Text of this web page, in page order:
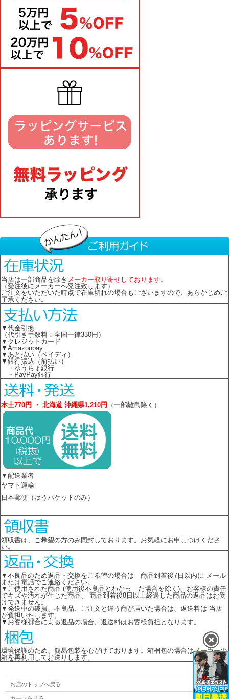
当店は一部商品を除き メーカー取り寄せしております。
（受注後にメーカーへ発注致します）
ご注文をいただいた時点で在庫切れの場合もございますので、あらかじめご
了承ください。
▼代金引換
（代引き手数料：全国一律330円）
▼クレジットカード
▼Amazonpay
▼あと払い（ペイディ）
▼銀行振込（前払い）
・ゆうちょ銀行
・PayPay銀行
本土770円 ・ 北海道 沖縄県1,210円 （一部離島除く）
▼配送業者
ヤマト運輸
日本郵便（ゆうパケットのみ）
領収書は、ご希望の方のみ同封しております。お気軽にお申しつけくださ
い。
▼不良品のため返品・交換をご希望の場合は 商品到着後7日以内に メール
または電話でご連絡ください。
▼ご使用された商品 (使用後不良品とわかっ た場合を除く)、お客様の責任
でキズや汚れが生じた商品、 商品到着後8日以上経過した商品の返品はお受
けできません。
▼発送中の破損、不良品、ご注文と違う商が届いた場合は、返送料は 当店
が負担いたします。
▼お客様都合による返品の場合、返送料はお客様負担となります。
環境保護のため、簡易包装を心がけております。箱梱包の場合はメーカーの
箱を再利用してお送りします。
お店のトップへ戻る